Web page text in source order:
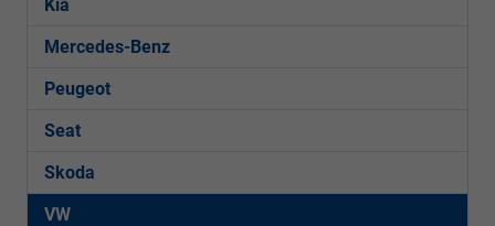
Kia
Mercedes-Benz
Peugeot
Seat
Skoda
VW